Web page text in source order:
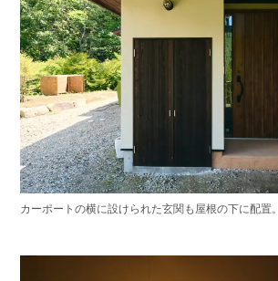
カーポートの横に設けられた玄関も屋根の下に配置。